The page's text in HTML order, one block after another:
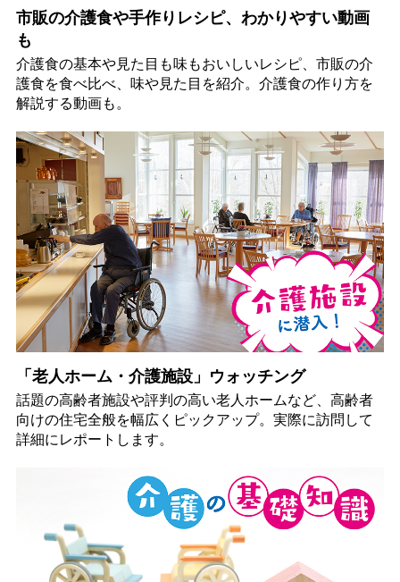
市販の介護食や手作りレシピ、わかりやすい動画
も
介護食の基本や見た目も味もおいしいレシピ、市販の介
護食を食べ比べ、味や見た目を紹介。介護食の作り方を
解説する動画も。
「老人ホーム・介護施設」ウォッチング
話題の高齢者施設や評判の高い老人ホームなど、高齢者
向けの住宅全般を幅広くピックアップ。実際に訪問して
詳細にレポートします。